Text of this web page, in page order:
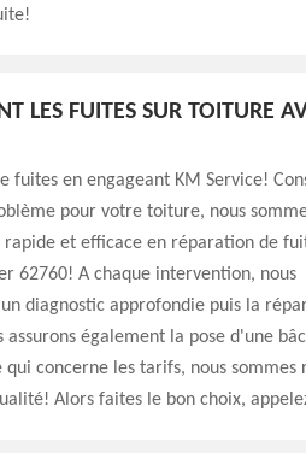
LES FUITES SUR TOITURE
fuites en engageant KM Service!
pour votre toiture, nous
et efficace en réparation de
62760! A chaque intervention, nous
diagnostic approfondie puis la
assurons également la pose d'une
concerne les tarifs, nous sommes
Alors faites le bon choix,